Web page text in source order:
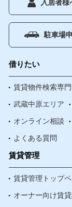
入居者様
駐車場
借りたい
賃貸物件検索専
武蔵中原エリア
オンライン相談
よくある質問
賃貸管理
賃貸管理トップ
オーナー向け賃